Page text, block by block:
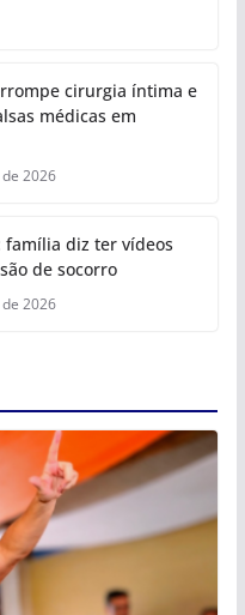
cirurgia íntima e
médicas em
2026
família diz ter vídeos
de socorro
2026